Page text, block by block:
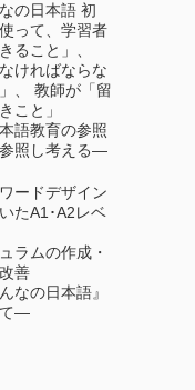
なの日本語 初
って、学習者
ること」、
なければならな
、 教師が「留
こと」
語教育の参照
照し考える―
ードデザイン
たA1･A2レベ
ラムの作成・
善
なの日本語』
て―